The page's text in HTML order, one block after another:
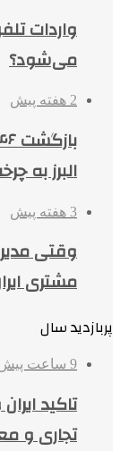
واردات
می‌شود؟
2 هفته پیش
البرز به
3 هفته پیش
وقتی
مشتری
پربازدید سال
9 ساعت پیش
تاکید
تجاری و